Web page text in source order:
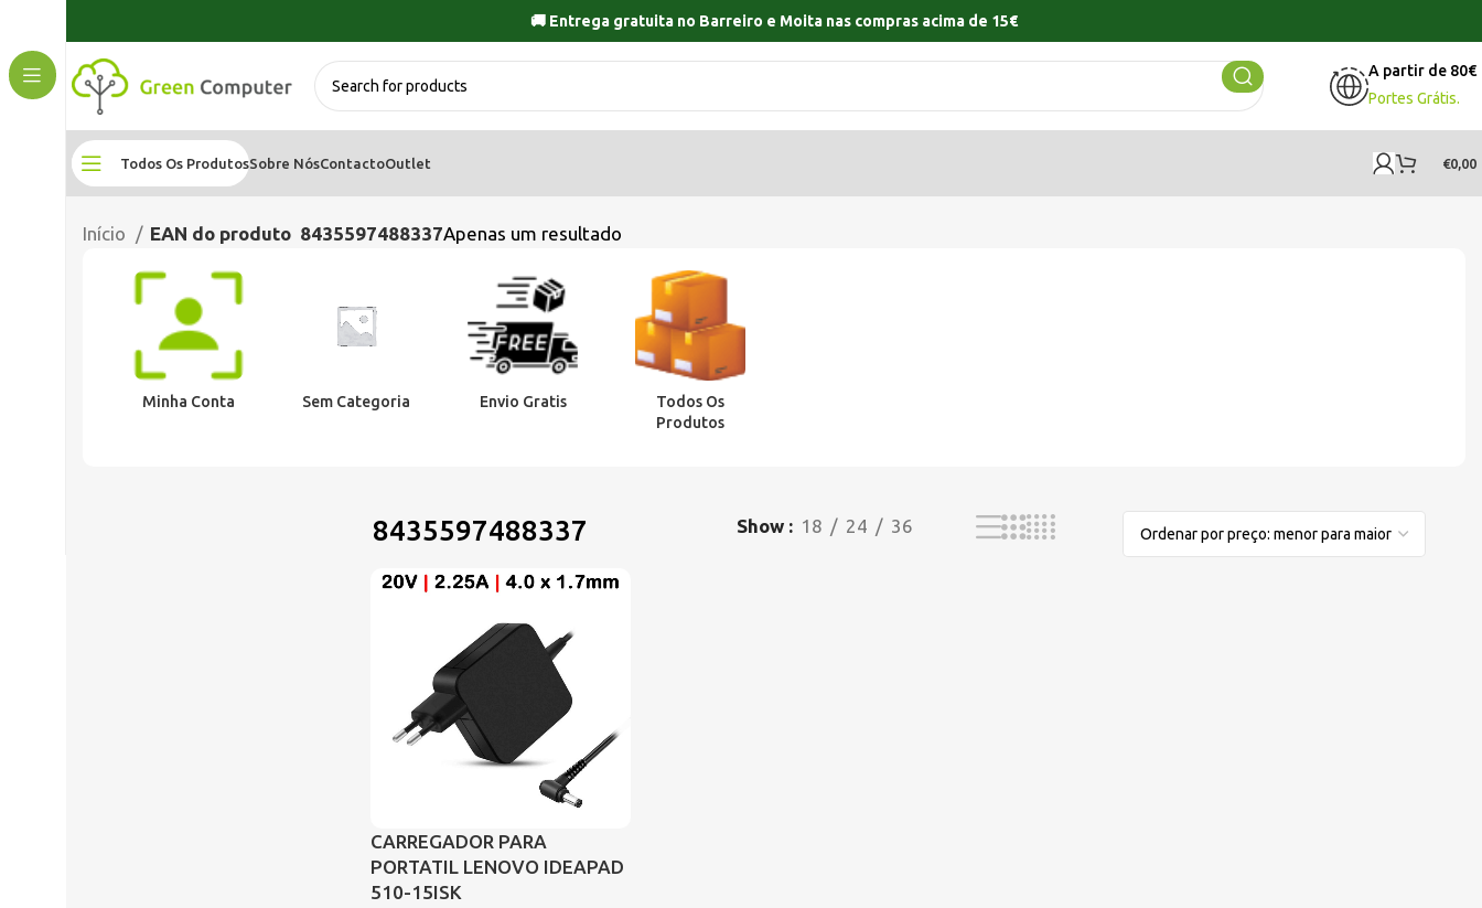
🚚 Entrega gratuita no Barreiro e Moita nas compras acima de 15€
A partir de 80€
Portes Grátis.
Todos Os ProdutosSobre NósContactoOutlet €0,00
Início EAN do produto 8435597488337Apenas um resultado
Minha Conta Sem Categoria Envio Gratis
Todos Os
Produtos
8435597488337 Show 18 24 36
CARREGADOR PARA
PORTATIL LENOVO IDEAPAD
510-15ISK